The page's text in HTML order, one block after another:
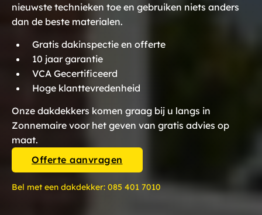
nieuwste technieken toe en gebruiken niets anders
dan de beste materialen.
Gratis dakinspectie en offerte
10 jaar garantie
VCA Gecertificeerd
Hoge klanttevredenheid
Onze dakdekkers komen graag bij u langs in
Zonnemaire voor het geven van gratis advies op
maat.
Offerte aanvragen
Bel met een dakdekker: 085 401 7010